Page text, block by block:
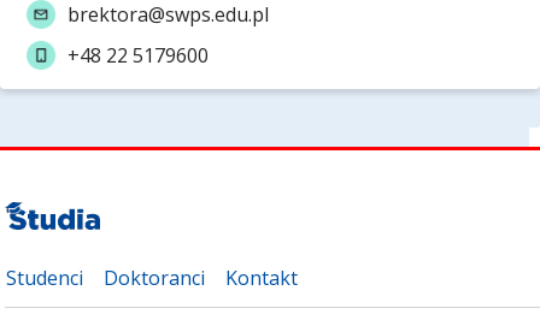
brektora@swps.edu.pl
+48 22 5179600
Studenci Doktoranci Kontakt